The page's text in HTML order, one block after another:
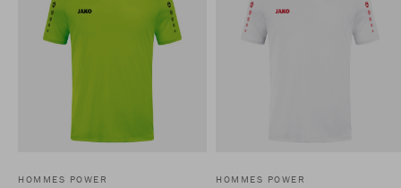
HOMMES POWER HOMMES POWER